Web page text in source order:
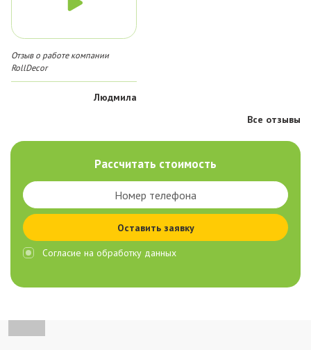
Отзыв о работе компании
RollDecor
Людмила
Все отзывы
Рассчитать стоимость
Оставить заявку
Согласие на обработку данных